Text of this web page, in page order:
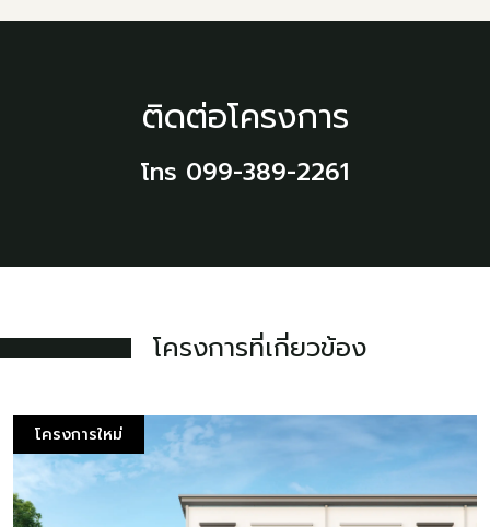
ติดต่อโครงการ
โทร 099-389-2261
ที่เกี่ยวข้อง
โครงการ
โครงการใหม่